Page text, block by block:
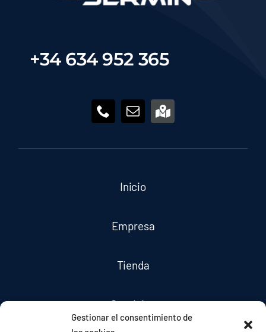
Gestionar el consentimiento de
+34 634 952 365
Inicio
Empresa
Tienda
Servicios